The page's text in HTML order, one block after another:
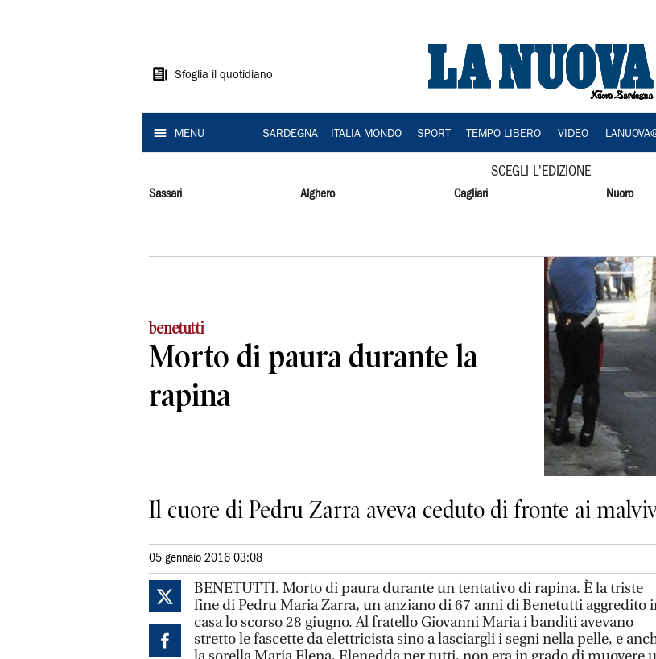
Sardegna
Sfoglia il quotidiano
MENU SARDEGNA ITALIA MONDO SPORT TEMPO LIBERO VIDEO
SCEGLI L'EDIZIONE
Sassari Alghero Cagliari Nuoro
benetutti
Morto di paura durante la
rapina
Il cuore di Pedru Zarra aveva ceduto di fronte ai
05 gennaio 2016 03:08
BENETUTTI. Morto di paura durante un tentativo di rapina. È la triste
fine di Pedru Maria Zarra, un anziano di 67 anni di Benetutti aggredito
casa lo scorso 28 giugno. Al fratello Giovanni Maria i banditi avevano
stretto le fascette da elettricista sino a lasciargli i segni nella pelle, e